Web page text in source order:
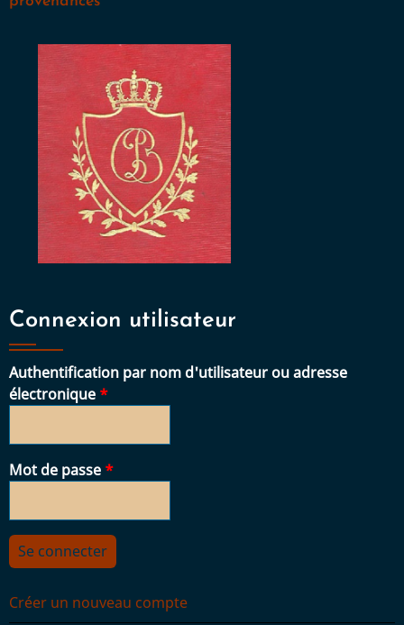
Connexion utilisateur
Authentification par nom d'utilisateur ou adresse
électronique
Mot de passe
Créer un nouveau compte